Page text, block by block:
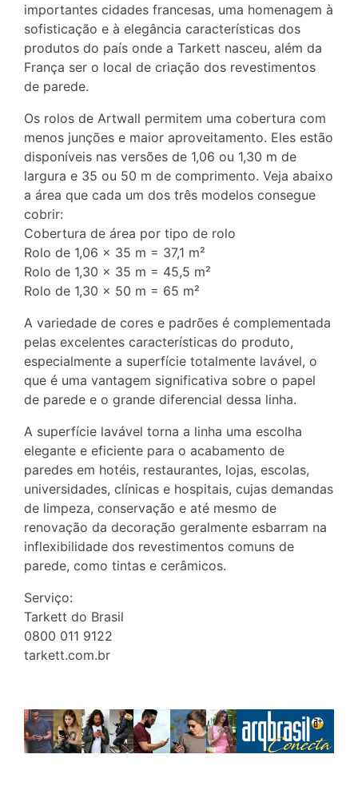
importantes cidades francesas, uma homenagem à
sofisticação e à elegância características dos
produtos do país onde a Tarkett nasceu, além da
França ser o local de criação dos revestimentos
de parede.
Os rolos de Artwall permitem uma cobertura com
menos junções e maior aproveitamento. Eles estão
disponíveis nas versões de 1,06 ou 1,30 m de
largura e 35 ou 50 m de comprimento. Veja abaixo
a área que cada um dos três modelos consegue
cobrir:
Cobertura de área por tipo de rolo
Rolo de 1,06 x 35 m = 37,1 m²
Rolo de 1,30 x 35 m = 45,5 m²
Rolo de 1,30 x 50 m = 65 m²
A variedade de cores e padrões é complementada
pelas excelentes características do produto,
especialmente a superfície totalmente lavável, o
que é uma vantagem significativa sobre o papel
de parede e o grande diferencial dessa linha.
A superfície lavável torna a linha uma escolha
elegante e eficiente para o acabamento de
paredes em hotéis, restaurantes, lojas, escolas,
universidades, clínicas e hospitais, cujas demandas
de limpeza, conservação e até mesmo de
renovação da decoração geralmente esbarram na
inflexibilidade dos revestimentos comuns de
parede, como tintas e cerâmicos.
Serviço:
Tarkett do Brasil
0800 011 9122
tarkett.com.br